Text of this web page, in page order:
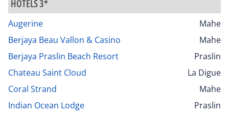
HÔTELS 3*
Augerine
Mahe
Berjaya Beau Vallon & Casino
Mahe
Berjaya Praslin Beach Resort
Praslin
Chateau Saint Cloud
La Digue
Coral Strand
Mahe
Indian Ocean Lodge
Praslin